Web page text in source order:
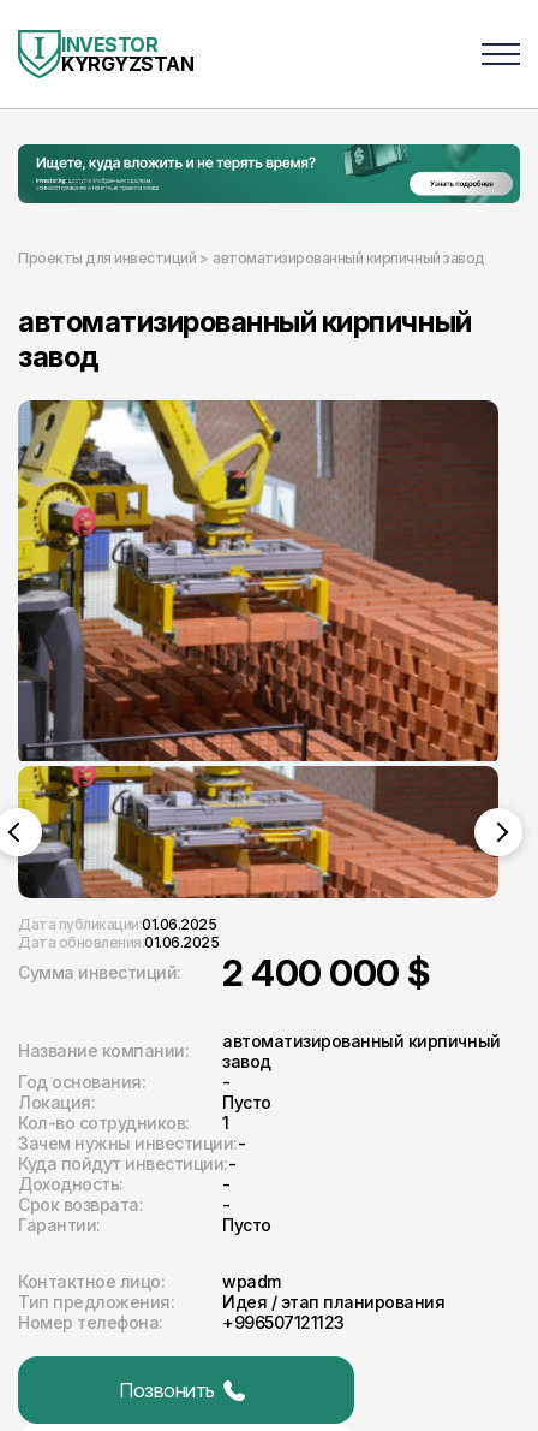
INVESTOR
KYRGYZSTAN
Проекты для инвестиций > автоматизированный кирпичный завод
автоматизированный кирпичный
завод
Дата публикации:01.06.2025
Дата обновления:01.06.2025
Сумма инвестиций: 2 400 000 $
Название компании:
автоматизированный кирпичный
завод
Год основания:
-
Локация:
Пусто
Кол-во сотрудников:
1
Зачем нужны инвестиции:-
Куда пойдут инвестиции:-
Доходность:
-
Срок возврата:
-
Гарантии:
Пусто
Контактное лицо:
wpadm
Тип предложения:
Идея / этап планирования
Номер телефона:
+996507121123
Позвонить